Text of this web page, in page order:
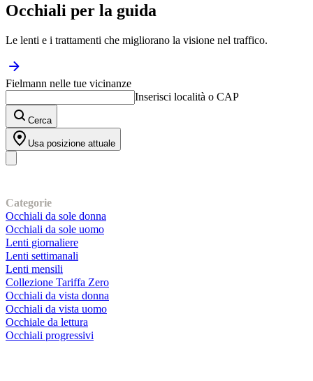
Occhiali per la guida
Le lenti e i trattamenti che migliorano la visione nel traffico.
Fielmann nelle tue vicinanze
Inserisci località o CAP
Cerca
Usa posizione attuale
Categorie
Occhiali da sole donna
Occhiali da sole uomo
Lenti giornaliere
Lenti settimanali
Lenti mensili
Collezione Tariffa Zero
Occhiali da vista donna
Occhiali da vista uomo
Occhiale da lettura
Occhiali progressivi